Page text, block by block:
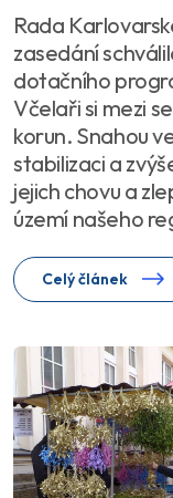
Rada
zasedání
dotačního
Včelaři si mezi
korun. Snahou
stabilizaci a
jejich chovu a
území našeho
Celý článek